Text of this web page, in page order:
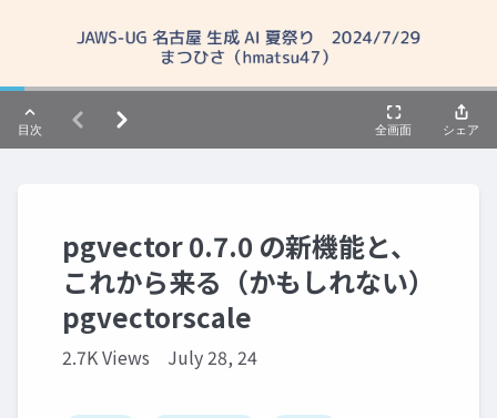
pgvector 0.7.0 の新機能と、
これから来る（かもしれない）
pgvectorscale
2.7K Views July 28, 24